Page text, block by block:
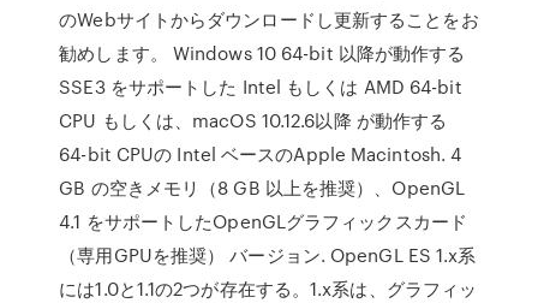
のWebサイトからダウンロードし更新することをお
勧めします。 Windows 10 64-bit 以降が動作する
SSE3 をサポートした Intel もしくは AMD 64-bit
CPU もしくは、macOS 10.12.6以降 が動作する
64-bit CPUの Intel ベースのApple Macintosh. 4
GB の空きメモリ（8 GB 以上を推奨）、OpenGL
4.1 をサポートしたOpenGLグラフィックスカード
（専用GPUを推奨） バージョン. OpenGL ES 1.x系
には1.0と1.1の2つが存在する。1.x系は、グラフィッ